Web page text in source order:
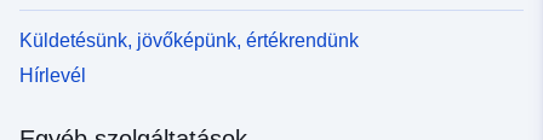
Küldetésünk, jövőképünk, értékrendünk
Hírlevél